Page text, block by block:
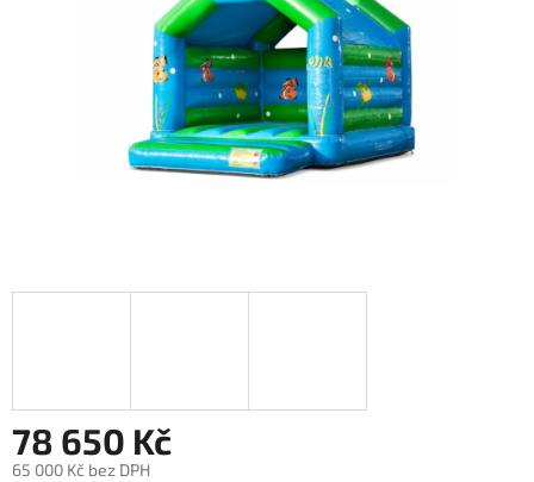
78 650 Kč
65 000 Kč bez DPH